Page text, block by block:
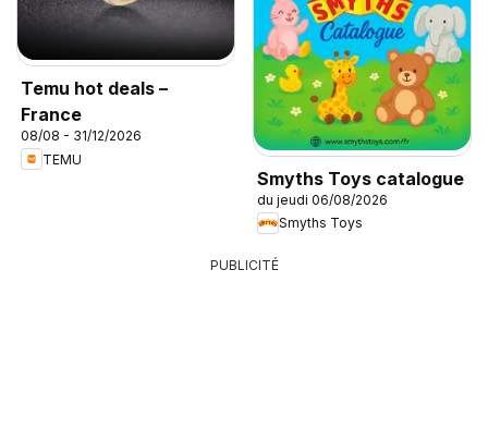
Temu hot deals –
France
08/08 - 31/12/2026
TEMU
Smyths Toys catalogue
du jeudi 06/08/2026
Smyths Toys
PUBLICITÉ